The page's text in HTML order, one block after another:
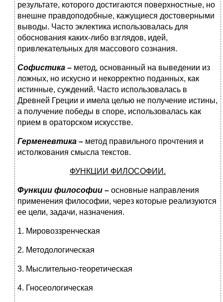
результате, которого достигаются поверхностные, но
внешне правдоподобные, кажущиеся достоверными
выводы. Часто эклектика использовалась для
обоснования каких-либо взглядов, идей,
привлекательных для массового сознания.
Софистика – метод, основанный на выведении из
ложных, но искусно и некорректно поданных, как
истинные, суждений. Часто использовалась в
Древней Греции и имела целью не получение истины,
а получение победы в споре, использовалась как
прием в ораторском искусстве.
Герменевтика – метод правильного прочтения и
истолкования смысла текстов.
ФУНКЦИИ ФИЛОСОФИИ.
Функции философии – основные направления
применения философии, через которые реализуются
ее цели, задачи, назначения.
1. Мировоззренческая
2. Методологическая
3. Мыслительно-теоретическая
4. Гносеологическая